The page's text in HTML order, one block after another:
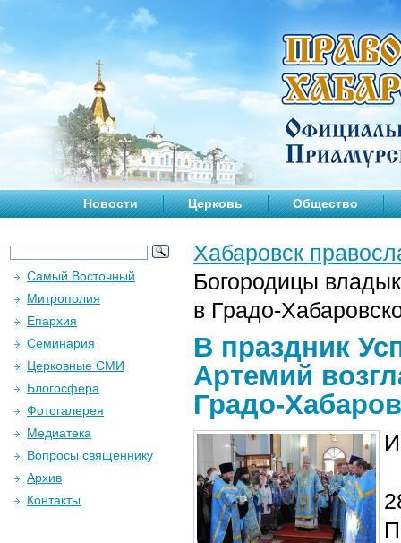
Новости Церковь Общество
Хабаровск
Богородицы
в Градо-
В праздник
Артемий
Градо-
Самый Восточный
Митрополия
Епархия
Семинария
Церковные СМИ
Блогосфера
Фотогалерея
Медиатека
Вопросы священнику
Архив
Контакты